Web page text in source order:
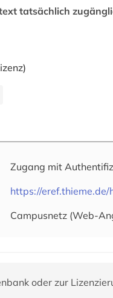
tatsächlich
Zugang mit
https://eref.thieme.de/
Campusnetz (Web-
oder zur